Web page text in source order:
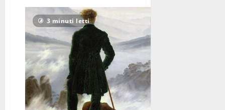
più
su
Corradino
di
Svevia,
<br>l’Aquila
spezzata
3 minuti letti